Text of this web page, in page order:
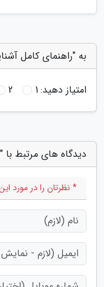
به "راهنمای کامل
امتیاز دهید:1
2
دیدگاه های مرتبط با
* نظرتان را در مورد